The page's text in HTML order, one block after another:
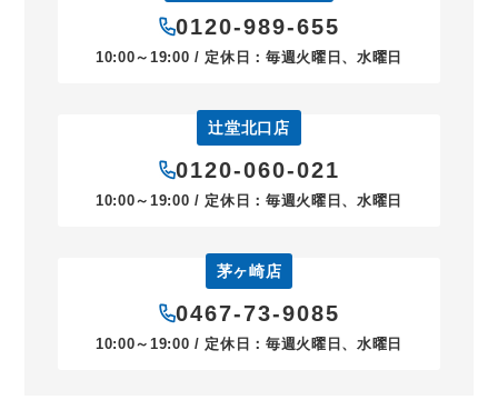
0120-989-655
10:00～19:00 / 定休日：毎週火曜日、水曜日
辻堂北口店
0120-060-021
10:00～19:00 / 定休日：毎週火曜日、水曜日
茅ヶ崎店
0467-73-9085
10:00～19:00 / 定休日：毎週火曜日、水曜日